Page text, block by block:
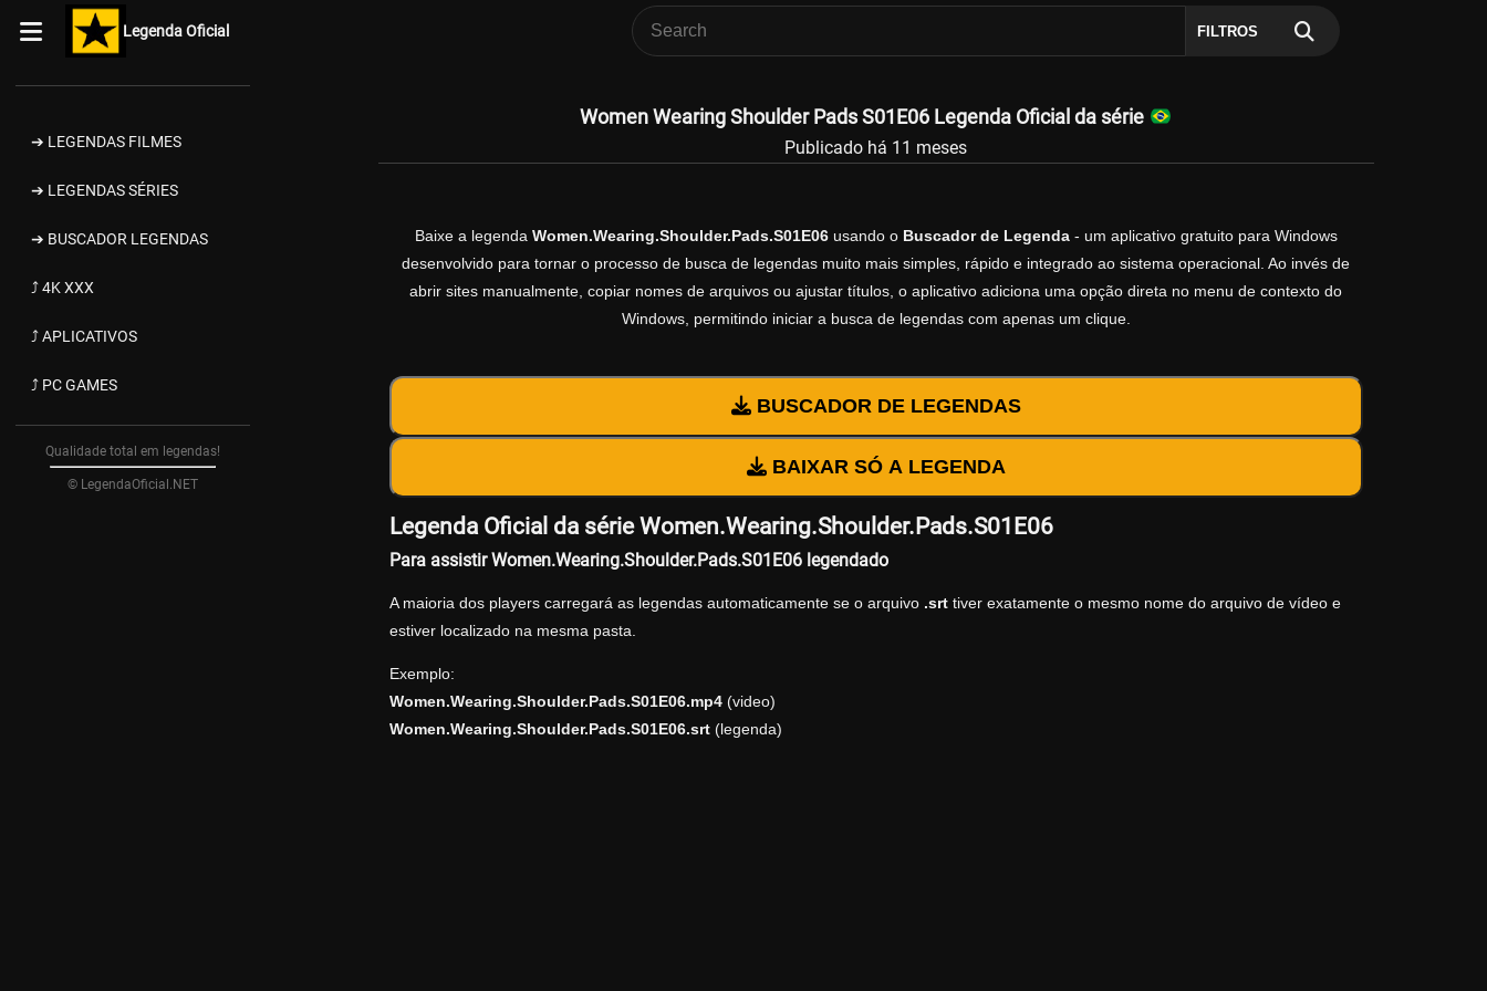
Legenda Oficial FILTROS
➔ LEGENDAS FILMES
➔ LEGENDAS SÉRIES
➔ BUSCADOR LEGENDAS
⤴ 4K XXX
⤴ APLICATIVOS
⤴ PC GAMES
Qualidade total em legendas!
© LegendaOficial.NET
Women Wearing Shoulder Pads S01E06 Legenda Oficial da série
Publicado há 11 meses
Baixe a legenda Women.Wearing.Shoulder.Pads.S01E06usando o Buscador de Legenda- um aplicativo gratuito para Windows
desenvolvido para tornar o processo de busca de legendas muito mais simples, rápido e integrado ao sistema operacional. Ao invés de
abrir sites manualmente, copiar nomes de arquivos ou ajustar títulos, o aplicativo adiciona uma opção direta no menu de contexto do
Windows, permitindo iniciar a busca de legendas com apenas um clique.
BUSCADOR DE LEGENDAS
BAIXAR SÓ A LEGENDA
Legenda Oficial da série Women.Wearing.Shoulder.Pads.S01E06
Para assistir Women.Wearing.Shoulder.Pads.S01E06 legendado
A maioria dos players carregará as legendas automaticamente se o arquivo .srttiver exatamente o mesmo nome do arquivo de vídeo e
estiver localizado na mesma pasta.
Exemplo:
Women.Wearing.Shoulder.Pads.S01E06.mp4(video)
Women.Wearing.Shoulder.Pads.S01E06.srt(legenda)